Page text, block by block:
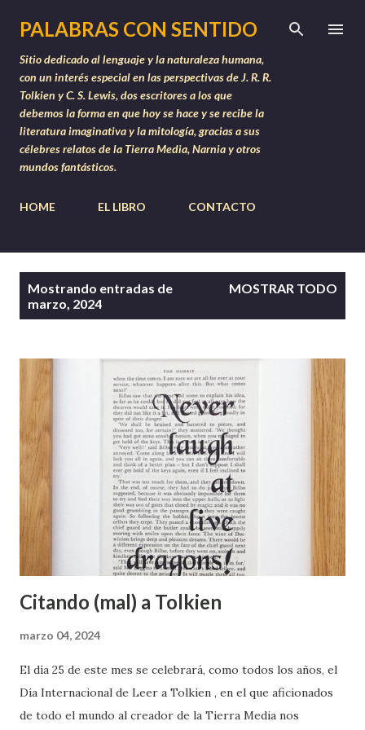
Ir al contenido principal
PALABRAS CON SENTIDO
Sitio dedicado al lenguaje y la naturaleza humana,
con un interés especial en las perspectivas de J. R. R.
Tolkien y C. S. Lewis, dos escritores a los que
debemos la forma en que hoy se hace y se recibe la
literatura imaginativa y la mitología, gracias a sus
célebres relatos de la Tierra Media, Narnia y otros
mundos fantásticos.
HOME EL LIBRO CONTACTO
Mostrando entradas de
marzo, 2024
MOSTRAR TODO
Citando (mal) a Tolkien
marzo 04, 2024
El día 25 de este mes se celebrará, como todos los años, el
Día Internacional de Leer a Tolkien , en el que aficionados
de todo el mundo al creador de la Tierra Media nos